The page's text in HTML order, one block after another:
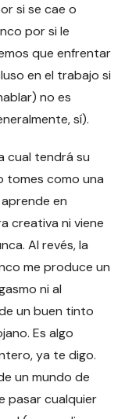
si se cae o
por si le
que enfrentar
en el trabajo si
no es
sí).
cual tendrá su
tomes como una
en
creativa ni viene
Al revés, la
me produce un
ni al
un buen tinto
Es algo
ya te digo.
un mundo de
pasar cualquier